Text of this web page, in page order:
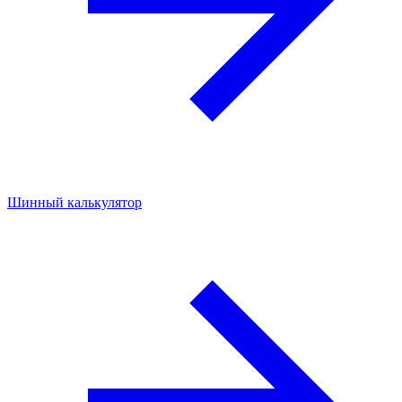
Шинный калькулятор